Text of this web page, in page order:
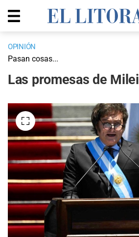
OPINIÓN
Pasan cosas...
Las promesas de Milei